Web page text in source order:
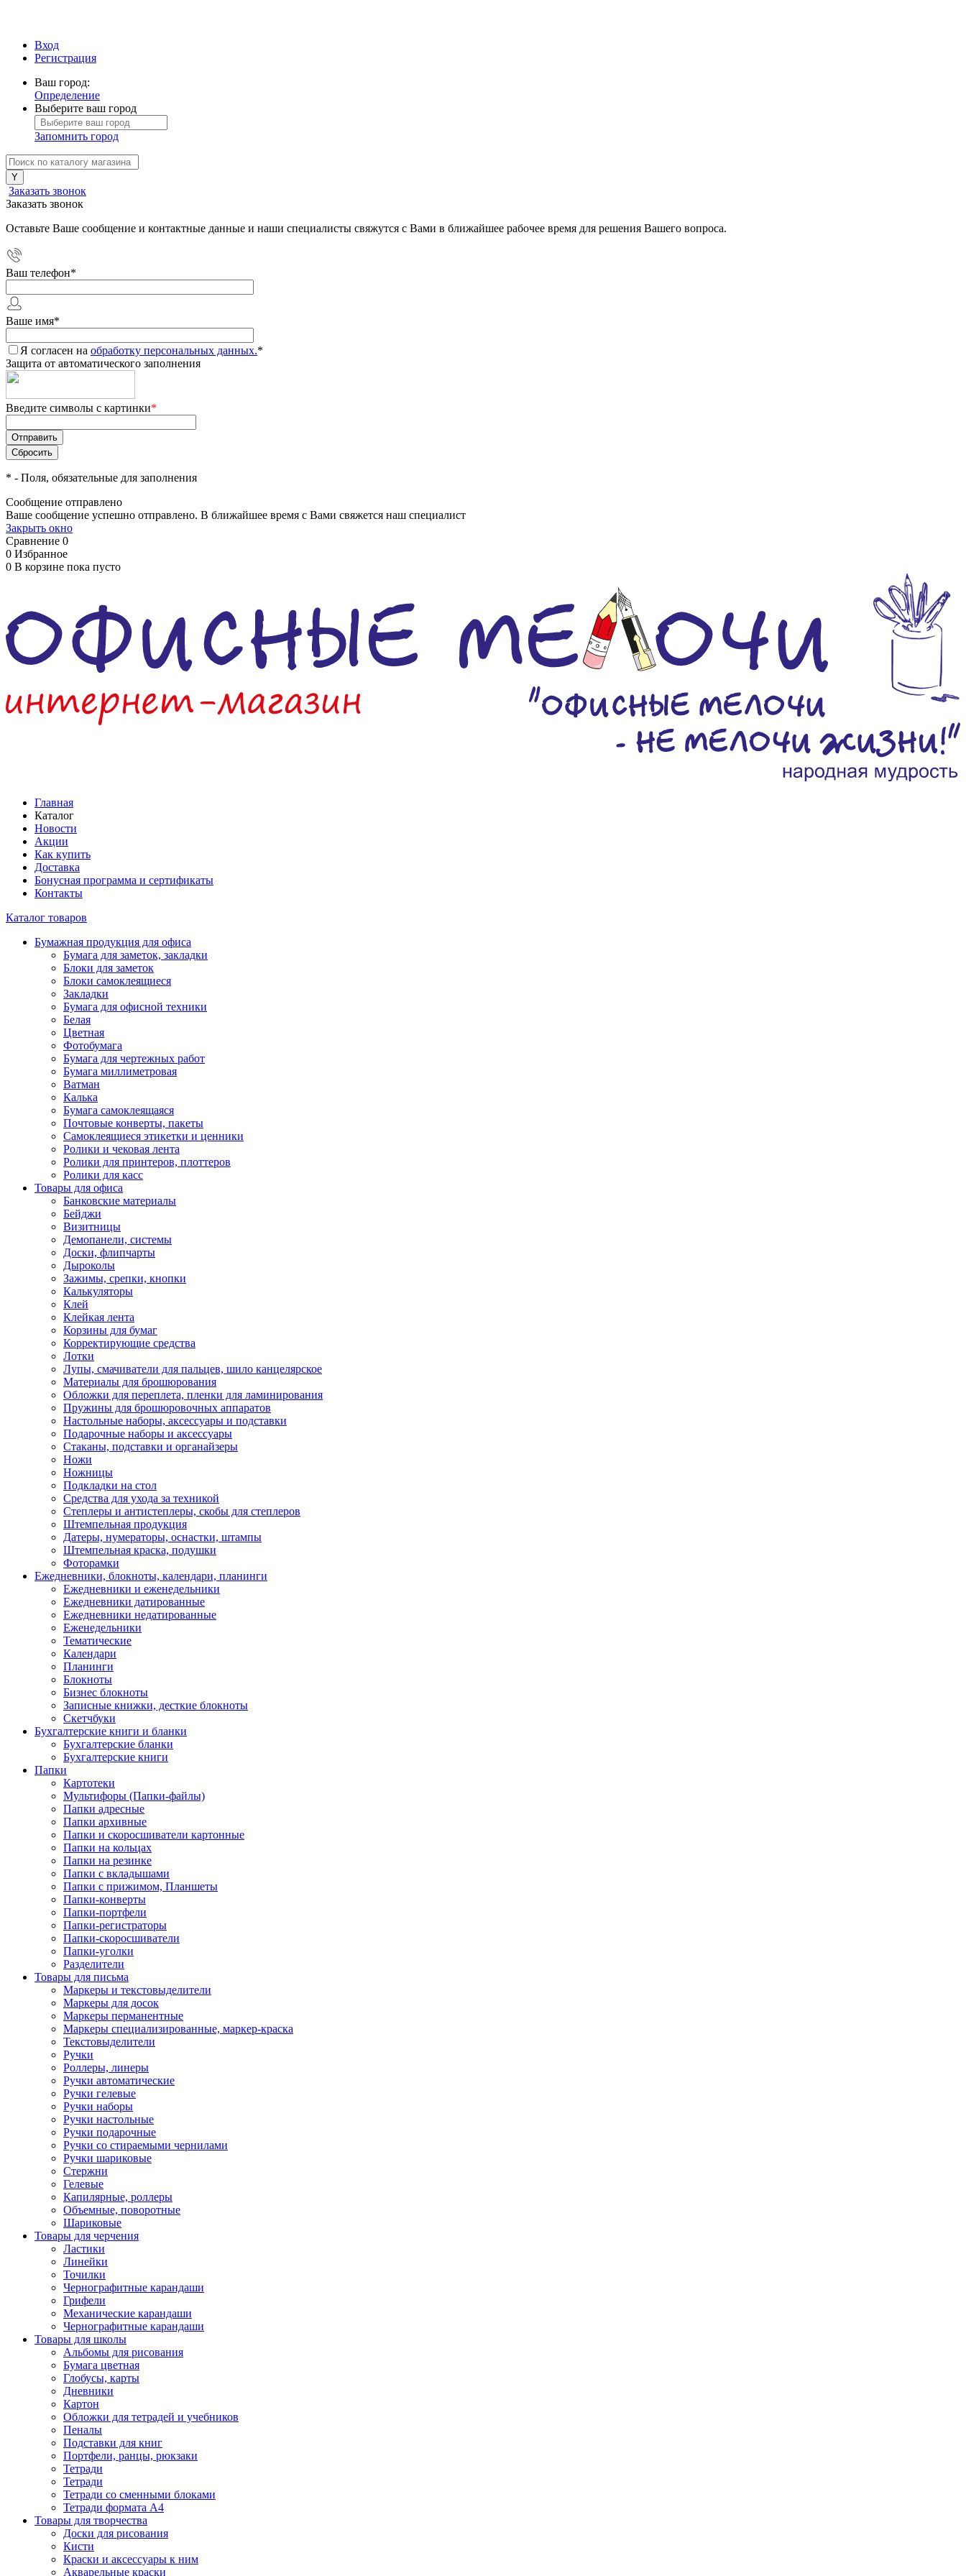
Вход
Регистрация
Ваш город:
Определение
Выберите ваш город
Запомнить город
Заказать звонок
Заказать звонок
Оставьте Ваше сообщение и контактные данные и наши специалисты свяжутся с Вами в ближайшее рабочее время для решения Вашего вопроса.
Ваш телефон*
Ваше имя*
Я согласен на обработку персональных данных.*
Защита от автоматического заполнения
Введите символы с картинки*
* - Поля, обязательные для заполнения
Сообщение отправлено
Ваше сообщение успешно отправлено. В ближайшее время с Вами свяжется наш специалист
Закрыть окно
Сравнение 0
0 Избранное
0 В корзине пока пусто
Главная
Каталог
Новости
Акции
Как купить
Доставка
Бонусная программа и сертификаты
Контакты
Каталог товаров
Бумажная продукция для офиса
Бумага для заметок, закладки
Блоки для заметок
Блоки самоклеящиеся
Закладки
Бумага для офисной техники
Белая
Цветная
Фотобумага
Бумага для чертежных работ
Бумага миллиметровая
Ватман
Калька
Бумага самоклеящаяся
Почтовые конверты, пакеты
Самоклеящиеся этикетки и ценники
Ролики и чековая лента
Ролики для принтеров, плоттеров
Ролики для касс
Товары для офиса
Банковские материалы
Бейджи
Визитницы
Демопанели, системы
Доски, флипчарты
Дыроколы
Зажимы, срепки, кнопки
Калькуляторы
Клей
Клейкая лента
Корзины для бумаг
Корректирующие средства
Лотки
Лупы, смачиватели для пальцев, шило канцелярское
Материалы для брошюрования
Обложки для переплета, пленки для ламинирования
Пружины для брошюровочных аппаратов
Настольные наборы, аксессуары и подставки
Подарочные наборы и аксессуары
Стаканы, подставки и органайзеры
Ножи
Ножницы
Подкладки на стол
Средства для ухода за техникой
Степлеры и антистеплеры, скобы для степлеров
Штемпельная продукция
Датеры, нумераторы, оснастки, штампы
Штемпельная краска, подушки
Фоторамки
Ежедневники, блокноты, календари, планинги
Ежедневники и еженедельники
Ежедневники датированные
Ежедневники недатированные
Еженедельники
Тематические
Календари
Планинги
Блокноты
Бизнес блокноты
Записные книжки, десткие блокноты
Скетчбуки
Бухгалтерские книги и бланки
Бухгалтерские бланки
Бухгалтерские книги
Папки
Картотеки
Мультифоры (Папки-файлы)
Папки адресные
Папки архивные
Папки и скоросшиватели картонные
Папки на кольцах
Папки на резинке
Папки с вкладышами
Папки с прижимом, Планшеты
Папки-конверты
Папки-портфели
Папки-регистраторы
Папки-скоросшиватели
Папки-уголки
Разделители
Товары для письма
Маркеры и текстовыделители
Маркеры для досок
Маркеры перманентные
Маркеры специализированные, маркер-краска
Текстовыделители
Ручки
Роллеры, линеры
Ручки автоматические
Ручки гелевые
Ручки наборы
Ручки настольные
Ручки подарочные
Ручки со стираемыми чернилами
Ручки шариковые
Стержни
Гелевые
Капилярные, роллеры
Объемные, поворотные
Шариковые
Товары для черчения
Ластики
Линейки
Точилки
Чернографитные карандаши
Грифели
Механические карандаши
Чернографитные карандаши
Товары для школы
Альбомы для рисования
Бумага цветная
Глобусы, карты
Дневники
Картон
Обложки для тетрадей и учебников
Пеналы
Подставки для книг
Портфели, ранцы, рюкзаки
Тетради
Тетради
Тетради со сменными блоками
Тетради формата А4
Товары для творчества
Доски для рисования
Кисти
Краски и аксессуары к ним
Акварельные краски